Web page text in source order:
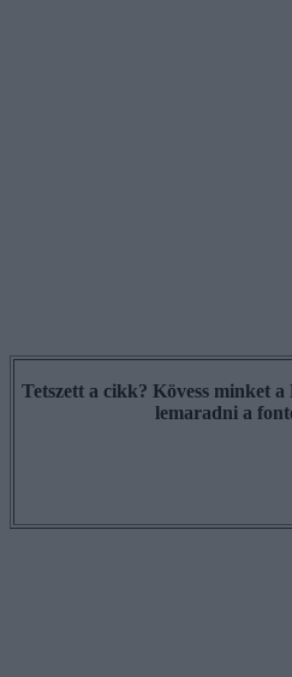
Tetszett a cikk? Kövess minket a
lemaradni a